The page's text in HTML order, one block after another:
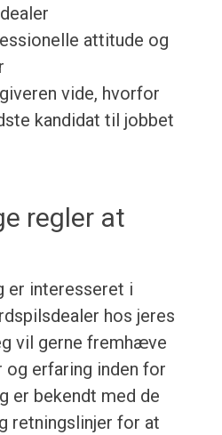
attitude og
vide, hvorfor
kandidat til jobbet
regler at
er interesseret i
hos jeres
vil gerne fremhæve
erfaring inden for
er bekendt med de
retningslinjer for at